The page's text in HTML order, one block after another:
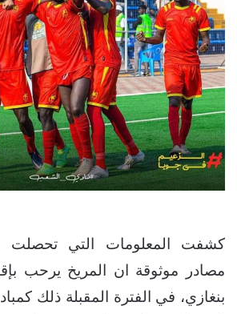
كشفت المعلومات التي تحصلت
مصادر موثوقة ان المريخ يرحب
بنغازي، في الفترة المقبلة ذلك